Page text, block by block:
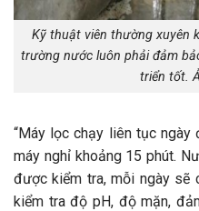
Kỹ thuật viên thường xuyên
trường nước luôn phải đảm
triển tốt.
“Máy lọc chạy liên tục
máy nghỉ khoảng 15 phút.
được kiểm tra, mỗi ngày sẽ
kiểm tra độ pH, độ mặn,